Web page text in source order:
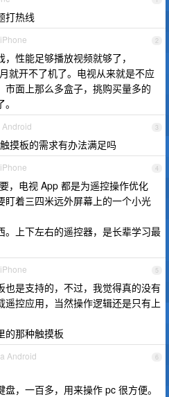
打热线
2
性能足够播放视频就够了，
就开不了机了。电视从来就是不应
市面上那么多盒子，挑购买量多的
3
摸板的需求有办法满足吗
4
，电视 App 都是为遥控操作优化
盯着三四米远外屏幕上的一个小光
。上下左右的遥控器，是长辈学习最
5
也是支持的，不过，我觉得真的没有
遥控应用，当然操作逻辑还是只有上
的那种触摸板
6
Android
，一百多，用来操作 pc 很方便。